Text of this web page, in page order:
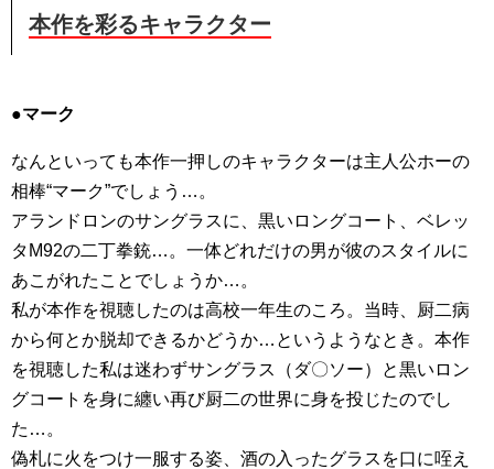
本作を彩るキャラクター
●マーク
なんといっても本作一押しのキャラクターは主人公ホーの
相棒“マーク”でしょう…。
アランドロンのサングラスに、黒いロングコート、ベレッ
タM92の二丁拳銃…。一体どれだけの男が彼のスタイルに
あこがれたことでしょうか…。
私が本作を視聴したのは高校一年生のころ。当時、厨二病
から何とか脱却できるかどうか…というようなとき。本作
を視聴した私は迷わずサングラス（ダ〇ソー）と黒いロン
グコートを身に纏い再び厨二の世界に身を投じたのでし
た…。
偽札に火をつけ一服する姿、酒の入ったグラスを口に咥え